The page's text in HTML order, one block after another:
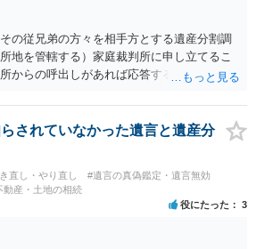
の従兄弟の方々を相手方とする遺産分割調
地を管轄する）家庭裁判所に申し立てるこ
からの呼出しがあれば応答する可能性がま
った以上にないので必要書類をてきぱきと
の点是非御注意ください。
されていなかった遺言と遺産分
直し・やり直し
#遺言の真偽鑑定・遺言無効
動産・土地の相続
役にたった 3